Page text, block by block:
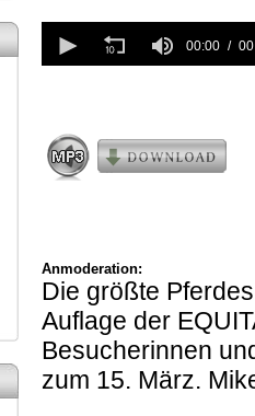
seconds
of
00:00
Anmoderation:
Die größte
Auflage der
Besucherinnen
zum 15. März.